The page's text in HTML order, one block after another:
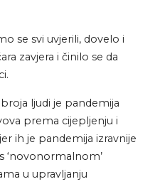
se svi uvjerili, dovelo i
zavjera i činilo se da
ljudi je pandemija
prema cijepljenju i
ih je pandemija izravnije
‘novonormalnom’
u upravljanju